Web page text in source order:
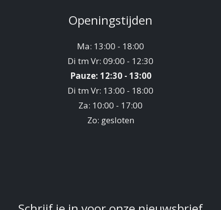
Openingstijden
Ma: 13:00 - 18:00
Di tm Vr: 09:00 - 12:30
Pauze: 12:30 - 13:00
Di tm Vr: 13:00 - 18:00
Za: 10:00 - 17:00
Zo: gesloten